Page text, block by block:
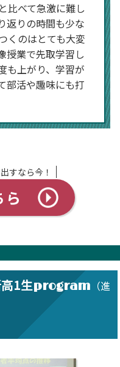
比べて急激に難し
返りの時間も少な
くのはとても大変
授業で先取学習し
も上がり、学習が
部活や趣味にも打
すなら今！
1生program （進